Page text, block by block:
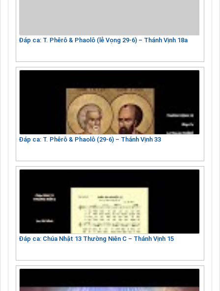
Đáp ca: T. Phêrô & Phaolô (lễ Vọng 29-6) – Thánh Vịnh 18a
Đáp ca: T. Phêrô & Phaolô (29-6) – Thánh Vịnh 33
Đáp ca: Chúa Nhật 13 Thường Niên C – Thánh Vịnh 15